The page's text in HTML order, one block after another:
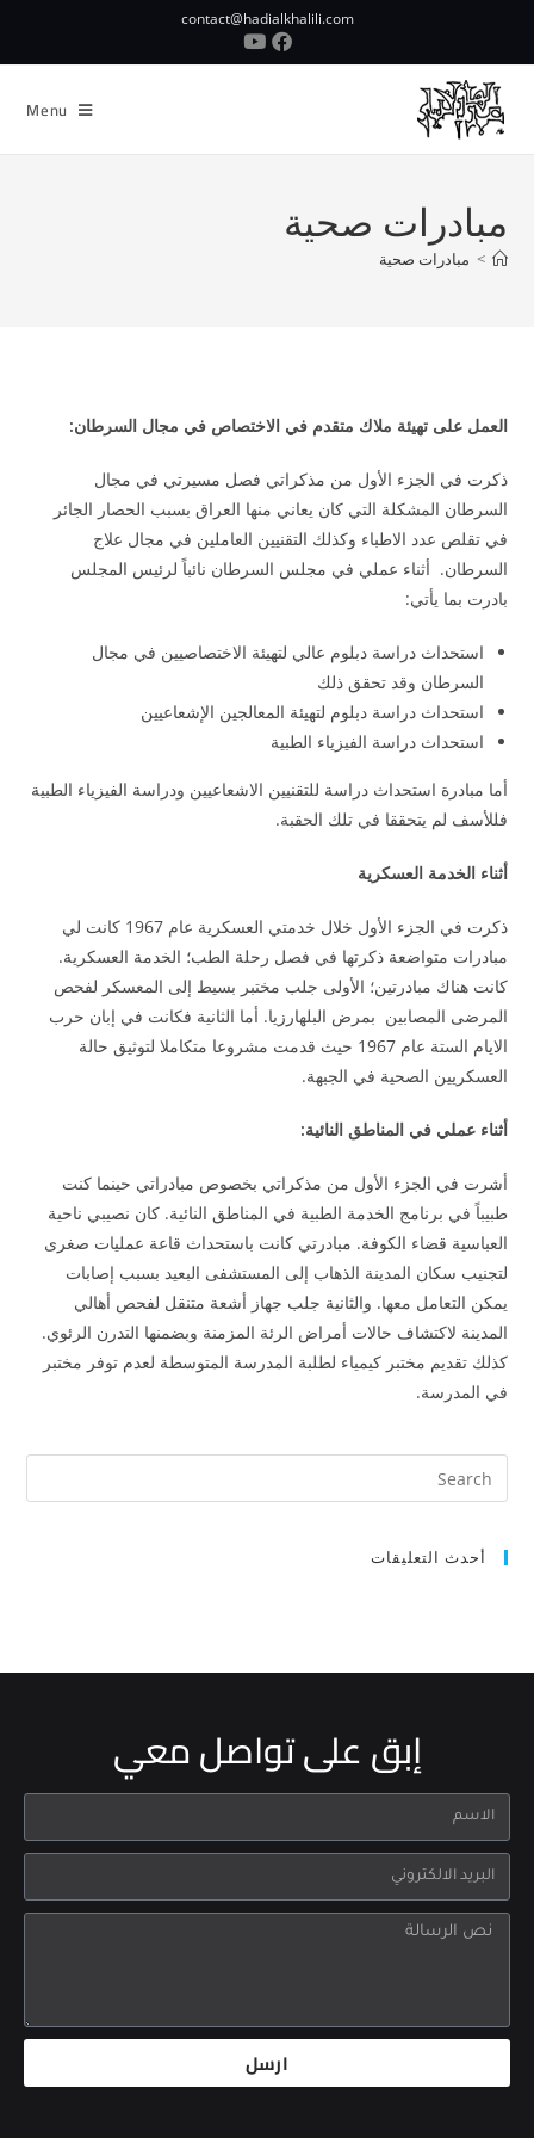
contact@hadialkhalili.com
Menu
مبادرات صحية
> مبادرات صحية
العمل على تهيئة ملاك متقدم في الاختصاص في مجال السرطان:
ذكرت في الجزء الأول من مذكراتي فصل مسيرتي في مجال
السرطان المشكلة التي كان يعاني منها العراق بسبب الحصار الجائر
في تقلص عدد الاطباء وكذلك التقنيين العاملين في مجال علاج
السرطان. أثناء عملي في مجلس السرطان نائباً لرئيس المجلس
بادرت بما يأتي:
استحداث دراسة دبلوم عالي لتهيئة الاختصاصيين في مجال
السرطان وقد تحقق ذلك
استحداث دراسة دبلوم لتهيئة المعالجين الإشعاعيين
استحداث دراسة الفيزياء الطبية
أما مبادرة استحداث دراسة للتقنيين الاشعاعيين ودراسة الفيزياء الطبية
فللأسف لم يتحققا في تلك الحقبة.
أثناء الخدمة العسكرية
ذكرت في الجزء الأول خلال خدمتي العسكرية عام 1967 كانت لي
مبادرات متواضعة ذكرتها في فصل رحلة الطب؛ الخدمة العسكرية.
كانت هناك مبادرتين؛ الأولى جلب مختبر بسيط إلى المعسكر لفحص
المرضى المصابين بمرض البلهارزيا. أما الثانية فكانت في إبان حرب
الايام الستة عام 1967 حيث قدمت مشروعا متكاملا لتوثيق حالة
العسكريين الصحية في الجبهة.
أثناء عملي في المناطق النائية:
أشرت في الجزء الأول من مذكراتي بخصوص مبادراتي حينما كنت
طبيباً في برنامج الخدمة الطبية في المناطق النائية. كان نصيبي ناحية
العباسية قضاء الكوفة. مبادرتي كانت باستحداث قاعة عمليات صغرى
لتجنيب سكان المدينة الذهاب إلى المستشفى البعيد بسبب إصابات
يمكن التعامل معها. والثانية جلب جهاز أشعة متنقل لفحص أهالي
المدينة لاكتشاف حالات أمراض الرئة المزمنة وبضمنها التدرن الرئوي.
كذلك تقديم مختبر كيمياء لطلبة المدرسة المتوسطة لعدم توفر مختبر
في المدرسة.
أحدث التعليقات
إبق على تواصل معي
ارسل